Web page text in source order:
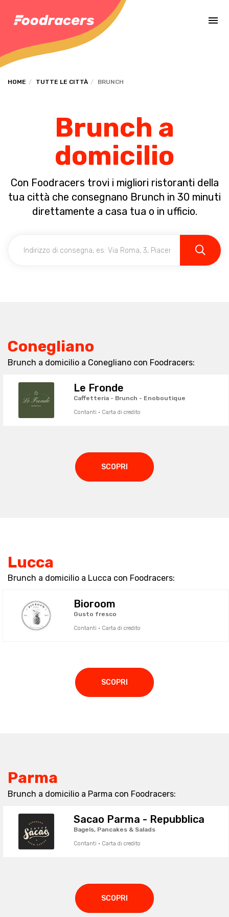
HOME TUTTE LE CITTÀ BRUNCH
Brunch a
domicilio
Con Foodracers trovi i migliori ristoranti della
tua città che consegnano Brunch in 30 minuti
direttamente a casa tua o in ufficio.
Conegliano
Brunch a domicilio a Conegliano con Foodracers:
Le Fronde
Caffetteria - Brunch - Enoboutique
Contanti · Carta di credito
SCOPRI
Lucca
Brunch a domicilio a Lucca con Foodracers:
Bioroom
Gusto fresco
Contanti · Carta di credito
SCOPRI
Parma
Brunch a domicilio a Parma con Foodracers:
Sacao Parma - Repubblica
Bagels, Pancakes & Salads
Contanti · Carta di credito
SCOPRI